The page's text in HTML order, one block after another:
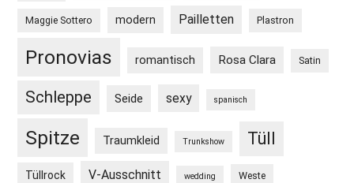
Maggie Sottero modern Pailletten Plastron
Pronovias romantisch Rosa Clara Satin
Schleppe Seide sexy spanisch
Spitze Traumkleid Trunkshow Tüll
Tüllrock V-Ausschnitt wedding Weste